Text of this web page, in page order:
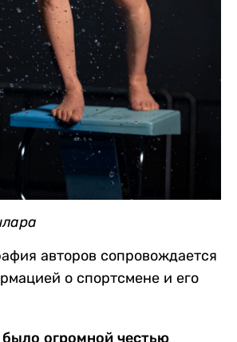
авторов сопровождается
о спортсмене и его
было огромной честью